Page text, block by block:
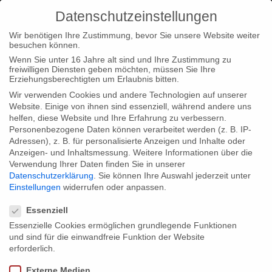
Home Typ|News
“Empire Me” im Wettbewerb beim
Aubagne Film Festival
“Empire Me” im Wettbewerb beim
Aubagne Film Festival
Im Rahmen des Internationalen Filmfestivals Aubagne in
Frankreich wird “Empire Me” im Wettbewerb zu sehen sein.
Datenschutzeinstellungen
Wir benötigen Ihre Zustimmung, bevor Sie unsere Website weiter
besuchen können.
Wenn Sie unter 16 Jahre alt sind und Ihre Zustimmung zu
freiwilligen Diensten geben möchten, müssen Sie Ihre
Erziehungsberechtigten um Erlaubnis bitten.
Wir verwenden Cookies und andere Technologien auf unserer
Website. Einige von ihnen sind essenziell, während andere uns
helfen, diese Website und Ihre Erfahrung zu verbessern.
Personenbezogene Daten können verarbeitet werden (z. B. IP-
Adressen), z. B. für personalisierte Anzeigen und Inhalte oder
Anzeigen- und Inhaltsmessung. Weitere Informationen über die
Verwendung Ihrer Daten finden Sie in unserer
Datenschutzerklärung
Sie können Ihre Auswahl jederzeit unter
Einstellungen widerrufen oder anpassen.
Essenziell
Essenzielle Cookies ermöglichen grundlegende Funktionen
und sind für die einwandfreie Funktion der Website
erforderlich.